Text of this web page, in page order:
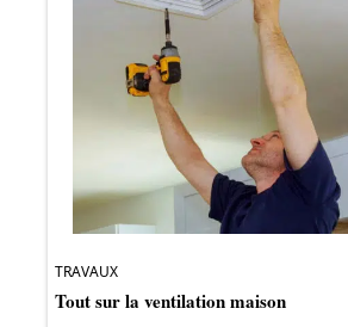
TRAVAUX
Tout sur la ventilation maison